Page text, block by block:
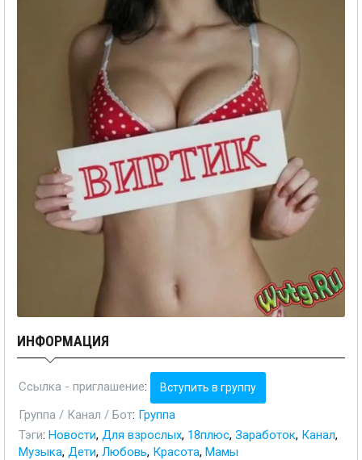
ИНФОРМАЦИЯ
Ссылка - приглашение: Вступить в группу
Группа / Канал / Бот: Группа
Тэги: Новости, Для взрослых, 18плюс, Заработок, Канал,
Музыка, Дети, Любовь, Красота, Мамы